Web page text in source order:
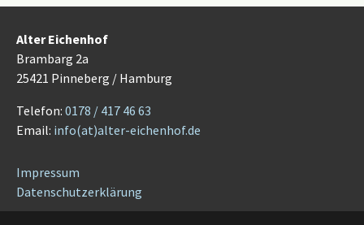
Alter Eichenhof
Brambarg 2a
25421 Pinneberg / Hamburg
Telefon: 0178 / 417 46 63
Email: info(at)alter-eichenhof.de
Impressum
Datenschutzerklärung